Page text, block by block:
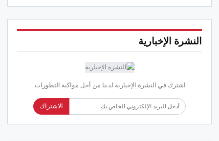
النشرة الإخبارية
اشترك في النشرة الإخبارية لدينا من أجل مواكبة التطورات.
الاشتراك